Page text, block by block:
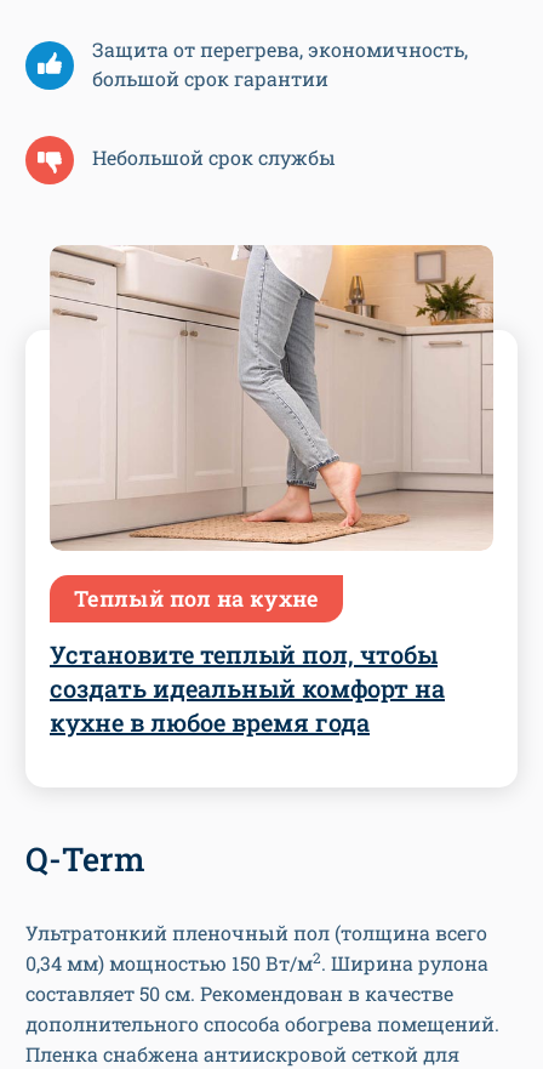
Защита от перегрева, экономичность,
большой срок гарантии
Небольшой срок службы
Теплый пол на кухне
Установите теплый пол, чтобы
создать идеальный комфорт на
кухне в любое время года
Q-Term
Ультратонкий пленочный пол (толщина всего
0,34 мм) мощностью 150 Вт/м2. Ширина рулона
составляет 50 см. Рекомендован в качестве
дополнительного способа обогрева помещений.
Пленка снабжена антиискровой сеткой для